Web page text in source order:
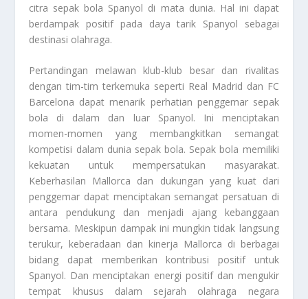
citra sepak bola Spanyol di mata dunia. Hal ini dapat
berdampak positif pada daya tarik Spanyol sebagai
destinasi olahraga.
Pertandingan melawan klub-klub besar dan rivalitas
dengan tim-tim terkemuka seperti Real Madrid dan FC
Barcelona dapat menarik perhatian penggemar sepak
bola di dalam dan luar Spanyol. Ini menciptakan
momen-momen yang membangkitkan semangat
kompetisi dalam dunia sepak bola. Sepak bola memiliki
kekuatan untuk mempersatukan masyarakat.
Keberhasilan Mallorca dan dukungan yang kuat dari
penggemar dapat menciptakan semangat persatuan di
antara pendukung dan menjadi ajang kebanggaan
bersama. Meskipun dampak ini mungkin tidak langsung
terukur, keberadaan dan kinerja Mallorca di berbagai
bidang dapat memberikan kontribusi positif untuk
Spanyol. Dan menciptakan energi positif dan mengukir
tempat khusus dalam sejarah olahraga negara